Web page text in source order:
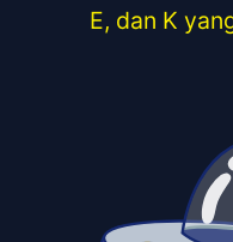
E, dan K